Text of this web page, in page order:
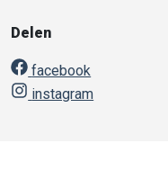
Delen
facebook
instagram